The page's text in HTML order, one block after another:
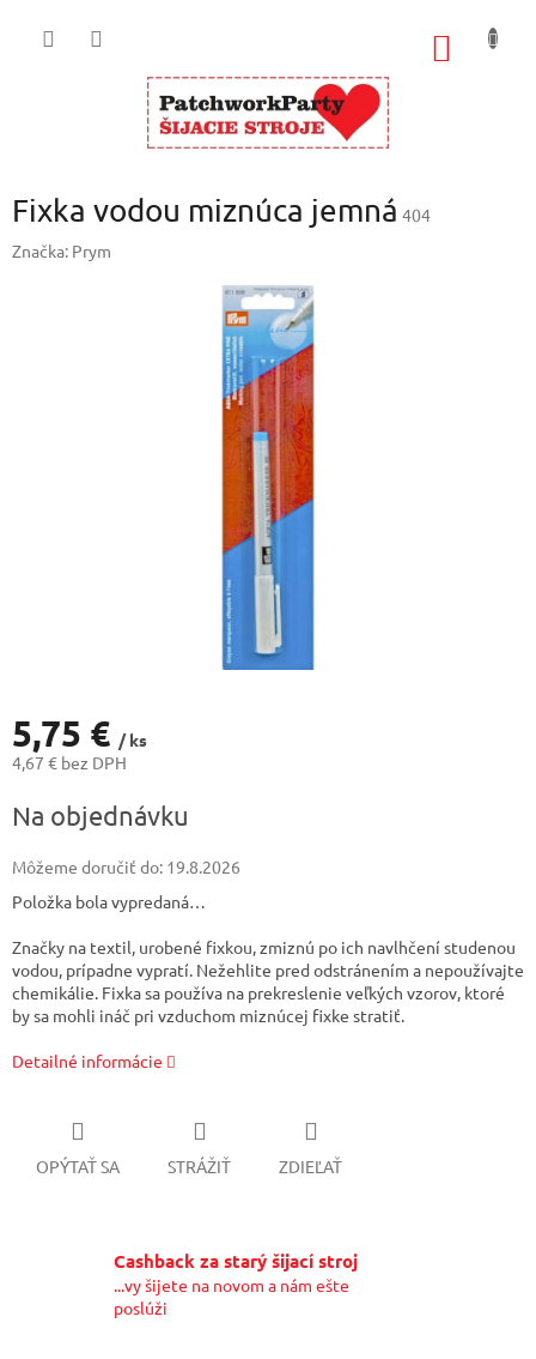
Fixka vodou miznúca jemná 404
Značka: Prym
5,75 € / ks
4,67 € bez DPH
cena:
Na objednávku
Môžeme doručiť do: 19.8.2026
Položka bola vypredaná…
Značky na textil, urobené fixkou, zmiznú po ich navlhčení studenou
vodou, prípadne vypratí. Nežehlite pred odstránením a nepoužívajte
chemikálie. Fixka sa používa na prekreslenie veľkých vzorov, ktoré
by sa mohli ináč pri vzduchom miznúcej fixke stratiť.
Detailné informácie
OPÝTAŤ SA STRÁŽIŤ ZDIEĽAŤ
Cashback za starý šijací stroj
...vy šijete na novom a nám ešte
poslúži